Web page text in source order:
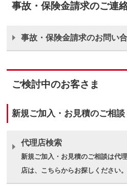
事故・保険金請求のご連
事故・保険金請求のお問い
ご検討中のお客さま
新規ご加入・お見積のご相談
代理店検索
新規ご加入・お見積のご相談は代
店は、こちらからお探しください。